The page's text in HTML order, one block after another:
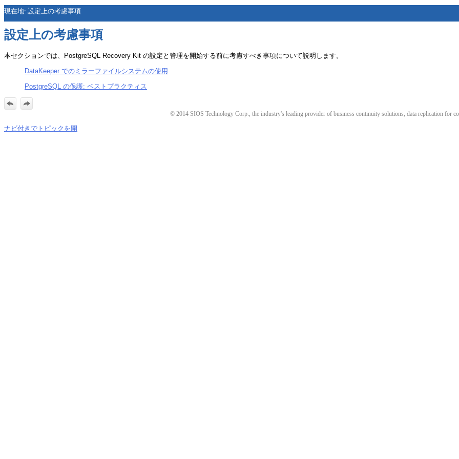
現在地: 設定上の考慮事項
設定上の考慮事項
本セクションでは、PostgreSQL Recovery Kit の設定と管理を開始する前に考慮すべき事項について説明します。
DataKeeper でのミラーファイルシステムの使用
PostgreSQL の保護: ベストプラクティス
© 2014 SIOS Technology Corp., the industry's leading provider of business continuity solutions, data replication for
ナビ付きでトピックを開